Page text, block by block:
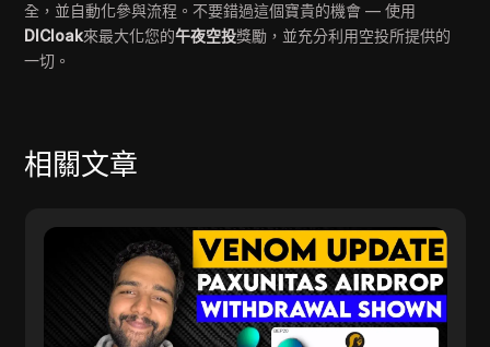
全，並自動化參與流程。不要錯過這個寶貴的機會 — 使用
DICloak來最大化您的午夜空投獎勵，並充分利用空投所提供的
一切。
相關文章